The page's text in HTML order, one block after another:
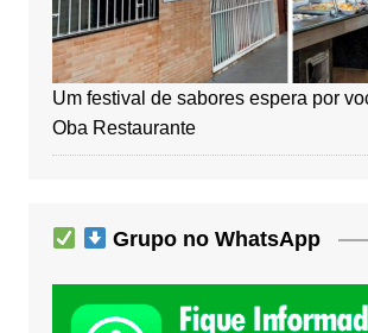
Um festival de sabores espera por
Oba Restaurante
Grupo no WhatsApp